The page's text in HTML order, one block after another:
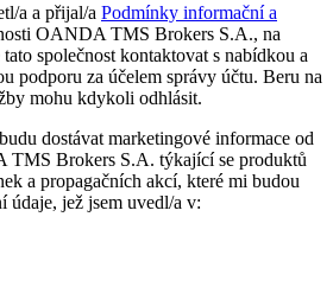
a a přijal/a Podmínky informační a
OANDA TMS Brokers S.A., na
společnost kontaktovat s nabídkou a
podporu za účelem správy účtu. Beru na
mohu kdykoli odhlásit.
dostávat marketingové informace od
TMS Brokers S.A. týkající se produktů
a propagačních akcí, které mi budou
údaje, jež jsem uvedl/a v: